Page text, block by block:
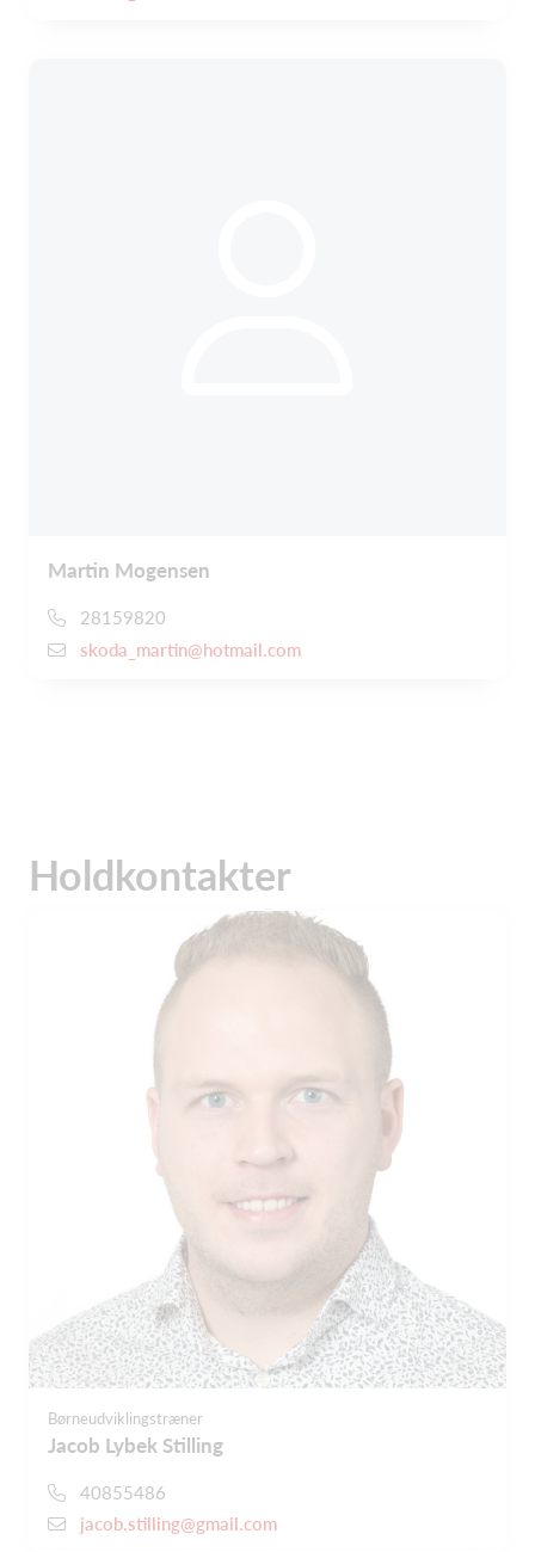
Martin Mogensen
28159820
skoda_martin@hotmail.com
Holdkontakter
Børneudviklingstræner
Jacob Lybek Stilling
40855486
jacob.stilling@gmail.com